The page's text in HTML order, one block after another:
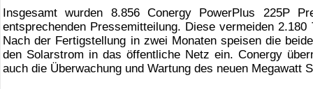
Insgesamt wurden 8.856 Conergy PowerPlus 225P
entsprechenden Pressemitteilung. Diese vermeiden
Nach der Fertigstellung in zwei Monaten speisen die
den Solarstrom in das öffentliche Netz ein. Conergy
auch die Überwachung und Wartung des neuen Megawatt